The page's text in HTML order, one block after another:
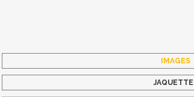
IMAGES